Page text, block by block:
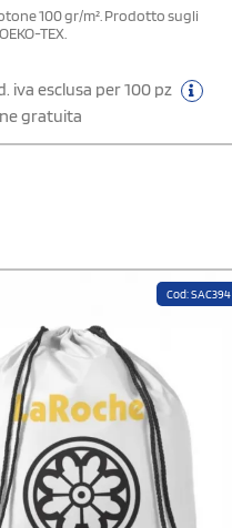
100 gr/m². Prodotto sugli
TEX.
iva esclusa per 100 pz
gratuita
Cod: SAC394